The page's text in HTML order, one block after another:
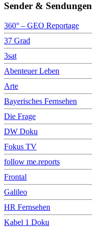
Sender & Sendungen
360° – GEO Reportage
37 Grad
3sat
Abenteuer Leben
Arte
Bayerisches Fernsehen
Die Frage
DW Doku
Fokus TV
follow me.reports
Frontal
Galileo
HR Fernsehen
Kabel 1 Doku